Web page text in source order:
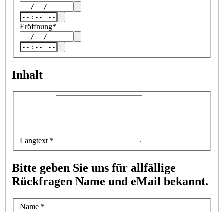
Eröffnung*
Inhalt
Langtext *
Bitte geben Sie uns für allfällige
Rückfragen Name und eMail bekannt.
Name *